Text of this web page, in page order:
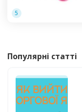
5
Популярні статті